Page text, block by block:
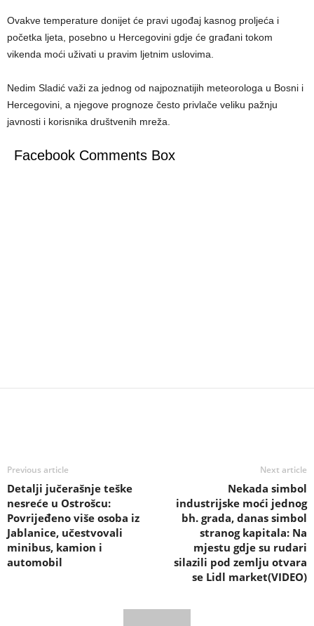
Ovakve temperature donijet će pravi ugođaj kasnog proljeća i
početka ljeta, posebno u Hercegovini gdje će građani tokom
vikenda moći uživati u pravim ljetnim uslovima.
Nedim Sladić važi za jednog od najpoznatijih meteorologa u Bosni i
Hercegovini, a njegove prognoze često privlače veliku pažnju
javnosti i korisnika društvenih mreža.
Facebook Comments Box
Previous article
Detalji jučerašnje teške
nesreće u Ostrošcu:
Povrijeđeno više osoba iz
Jablanice, učestvovali
minibus, kamion i
automobil
Next article
Nekada simbol
industrijske moći jednog
bh. grada, danas simbol
stranog kapitala: Na
mjestu gdje su rudari
silazili pod zemlju otvara
se Lidl market(VIDEO)